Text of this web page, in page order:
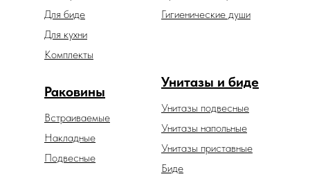
Гигиенические души
Унитазы и биде
Унитазы подвесные
Унитазы напольные
Унитазы приставные
Раковины
Встраиваемые
Накладные
Подвесные
Для биде
Для кухни
Биде
Комплекты